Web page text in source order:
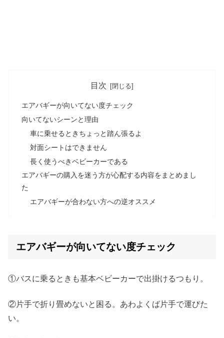
目次
エアバギーが向いてない度チェック
向いてないシーンと理由
車に乗せるときちょっと踏ん張るよ
対面シートはできません
長く使うべきベビーカーである
エアバギーの購入を迷う方が心配する内容をまとめまし
た
エアバギーが合わない方への逆オススメ
エアバギーが向いてない度チェック
①バスに乗るときも基本ベビーカーで出掛けるつもり。
②片手で折り畳めないと困る。あわよくば片手で運びた
い。